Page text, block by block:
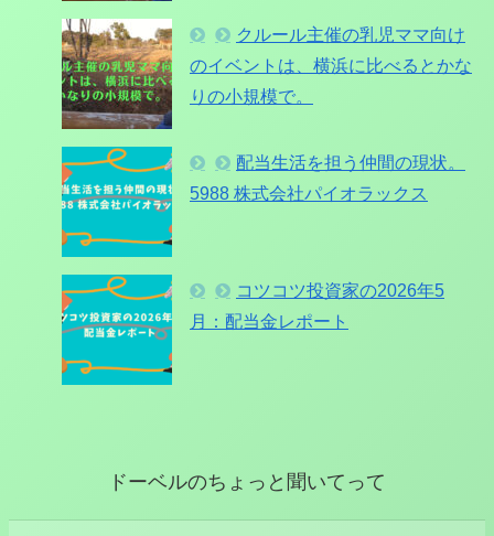
クルール主催の乳児ママ向け
のイベントは、横浜に比べるとかな
りの小規模で。
配当生活を担う仲間の現状。
5988 株式会社パイオラックス
コツコツ投資家の2026年5
月：配当金レポート
ドーベルのちょっと聞いてって